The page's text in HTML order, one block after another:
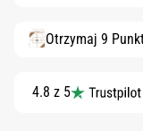
Otrzymaj 9
4.8 z 5